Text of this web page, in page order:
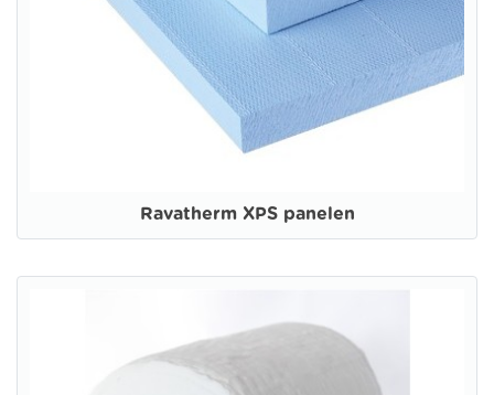
Ravatherm XPS panelen